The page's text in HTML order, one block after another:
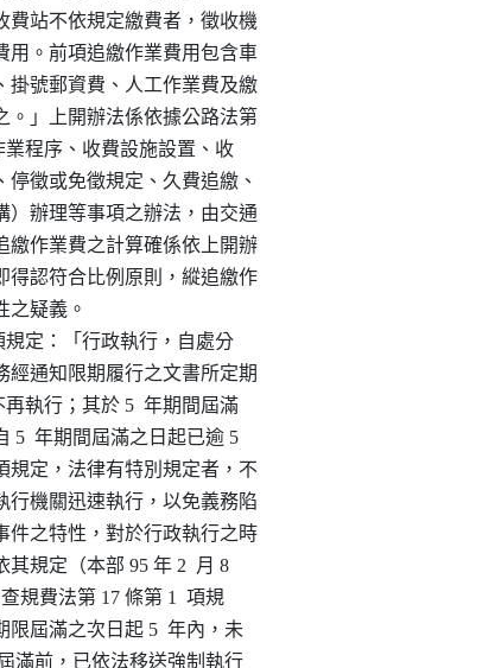
收費站不依規定繳費者，徵收機
費用。前項追繳作業費用包含車
、掛號郵資費、人工作業費及繳
之。」上開辦法係依據公路法第
作業程序、收費設施設置、收
、停徵或免徵規定、久費追繳、
構）辦理等事項之辦法，由交通
追繳作業費之計算確係依上開辦
即得認符合比例原則，縱追繳作
之疑義。
項規定：「行政執行，自處分
務經通知限期履行之文書所定期
再執行；其於 5  年期間屆滿
5  年期間屆滿之日起已逾 5
項規定，法律有特別規定者，不
執行機關迅速執行，以免義務陷
事件之特性，對於行政執行之時
其規定（本部 95 年 2  月 8
查規費法第 17 條第 1  項規
限屆滿之次日起 5  年內，未
屆滿前，已依法移送強制執行